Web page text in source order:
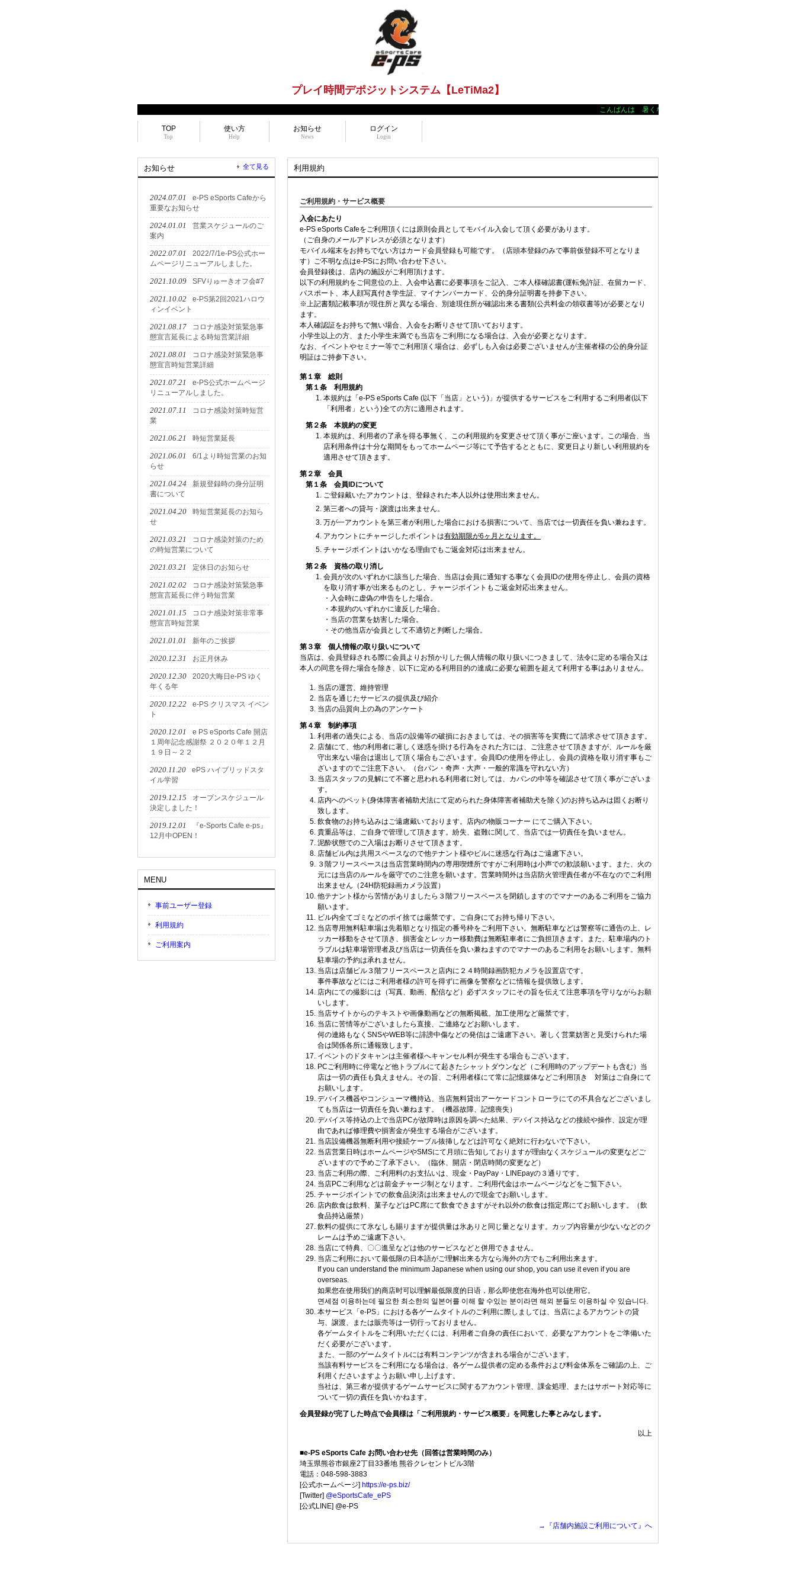
プレイ時間デポジットシステム【LeTiMa2】
こんばんは 暑くなってきましたね！店内、涼しくして皆様の
TOP
Top
使い方
Help
お知らせ
News
ログイン
Login
利用規約
ご利用規約・サービス概要
入会にあたり
e-PS eSports Cafeをご利用頂くには原則会員としてモバイル入会して頂く必要があります。
（ご自身のメールアドレスが必須となります）
モバイル端末をお持ちでない方はカード会員登録も可能です。（店頭本登録のみで事前仮登録不可となりま
す）ご不明な点はe-PSにお問い合わせ下さい。
会員登録後は、店内の施設がご利用頂けます。
以下の利用規約をご同意位の上、入会申込書に必要事項をご記入、ご本人様確認書(運転免許証、在留カード、
パスポート、本人顔写真付き学生証、マイナンバーカード、公的身分証明書を持参下さい。
※上記書類記載事項が現住所と異なる場合、別途現住所が確認出来る書類(公共料金の領収書等)が必要となり
ます。
本人確認証をお持ちで無い場合、入会をお断りさせて頂いております。
小学生以上の方、また小学生未満でも当店をご利用になる場合は、入会が必要となります。
なお、イベントやセミナー等でご利用頂く場合は、必ずしも入会は必要ございませんが主催者様の公的身分証
明証はご持参下さい。
第１章 総則
第１条 利用規約
本規約は「e-PS eSports Cafe (以下「当店」という)」が提供するサービスをご利用するご利用者(以下
「利用者」という)全ての方に適用されます。
第２条 本規約の変更
本規約は、利用者の了承を得る事無く、この利用規約を変更させて頂く事がご座います。この場合、当
店利用条件は十分な期間をもってホームページ等にて予告するとともに、変更日より新しい利用規約を
適用させて頂きます。
第２章 会員
第１条 会員IDについて
ご登録戴いたアカウントは、登録された本人以外は使用出来ません。
第三者への貸与・譲渡は出来ません。
万が一アカウントを第三者が利用した場合における損害について、当店では一切責任を負い兼ねます。
アカウントにチャージしたポイントは有効期限が6ヶ月となります。
チャージポイントはいかなる理由でもご返金対応は出来ません。
第２条 資格の取り消し
会員が次のいずれかに該当した場合、当店は会員に通知する事なく会員IDの使用を停止し、会員の資格
を取り消す事が出来るものとし、チャージポイントもご返金対応出来ません。
・入会時に虚偽の申告をした場合。
・本規約のいずれかに違反した場合。
・当店の営業を妨害した場合。
・その他当店が会員として不適切と判断した場合。
第３章 個人情報の取り扱いについて
当店は、会員登録される際に会員よりお預かりした個人情報の取り扱いにつきまして、法令に定める場合又は
本人の同意を得た場合を除き、以下に定める利用目的の達成に必要な範囲を超えて利用する事はありません。
当店の運営、維持管理
当店を通じたサービスの提供及び紹介
当店の品質向上の為のアンケート
第４章 制約事項
利用者の過失による、当店の設備等の破損におきましては、その損害等を実費にて請求させて頂きます。
店舗にて、他の利用者に著しく迷惑を掛ける行為をされた方には、ご注意させて頂きますが、ルールを厳
守出来ない場合は退出して頂く場合もございます。会員IDの使用を停止し、会員の資格を取り消す事もご
ざいますのでご注意下さい。（台パン・奇声・大声・一般的常識を守れない方）
当店スタッフの見解にて不審と思われる利用者に対しては、カバンの中等を確認させて頂く事がございま
す。
店内へのペット(身体障害者補助犬法にて定められた身体障害者補助犬を除く)のお持ち込みは固くお断り
致します。
飲食物のお持ち込みはご遠慮戴いております。店内の物販コーナー にてご購入下さい。
貴重品等は、ご自身で管理して頂きます。紛失、盗難に関して、当店では一切責任を負いません。
泥酔状態でのご入場はお断りさせて頂きます。
店舗ビル内は共用スペースなので他テナント様やビルに迷惑な行為はご遠慮下さい。
３階フリースペースは当店営業時間内の専用喫煙所ですがご利用時は小声での歓談願います。また、火の
元には当店のルールを厳守でのご注意を願います。営業時間外は当店防火管理責任者が不在なのでご利用
出来ません（24H防犯録画カメラ設置）
他テナント様から苦情がありましたら３階フリースペースを閉鎖しますのでマナーのあるご利用をご協力
願います。
ビル内全てゴミなどのポイ捨ては厳禁です。ご自身にてお持ち帰り下さい。
当店専用無料駐車場は先着順となり指定の番号枠をご利用下さい。無断駐車などは警察等に通告の上、レ
ッカー移動をさせて頂き、損害金とレッカー移動費は無断駐車者にご負担頂きます。また、駐車場内のト
ラブルは駐車場管理者及び当店は一切責任を負い兼ねますのでマナーのあるご利用をお願いします。無料
駐車場の予約は承れません。
当店は店舗ビル３階フリースペースと店内に２４時間録画防犯カメラを設置店です。
事件事故などにはご利用者様の許可を得ずに画像を警察などに情報を提供致します。
店内にての撮影には（写真、動画、配信など）必ずスタッフにその旨を伝えて注意事項を守りながらお願
いします。
当店サイトからのテキストや画像動画などの無断掲載。加工使用など厳禁です。
当店に苦情等がございましたら直接、ご連絡などお願いします。
何の連絡もなくSNSやWEB等に誹謗中傷などの発信はご遠慮下さい。著しく営業妨害と見受けられた場
合は関係各所に通報致します。
イベントのドタキャンは主催者様へキャンセル料が発生する場合もございます。
PCご利用時に停電など他トラブルにて起きたシャットダウンなど（ご利用時のアップデートも含む）当
店は一切の責任も負えません。その旨、ご利用者様にて常に記憶媒体などご利用頂き 対策はご自身にて
お願いします。
デバイス機器やコンシューマ機持込、当店無料貸出アーケードコントローラにての不具合などございまし
ても当店は一切責任を負い兼ねます。（機器故障、記憶喪失）
デバイス等持込の上で当店PCが故障時は原因を調べた結果、デバイス持込などの接続や操作、設定が理
由であれば修理費や損害金が発生する場合がございます。
当店設備機器無断利用や接続ケーブル抜挿しなどは許可なく絶対に行わないで下さい。
当店営業日時はホームページやSMSにて月頭に告知しておりますが理由なくスケジュールの変更などご
ざいますので予めご了承下さい。（臨休、開店・閉店時間の変更など）
当店ご利用の際、ご利用料のお支払いは、現金・PayPay・LINEpayの３通りです。
当店PCご利用などは前金チャージ制となります。ご利用代金はホームページなどをご覧下さい。
チャージポイントでの飲食品決済は出来ませんので現金でお願いします。
店内飲食は飲料、菓子などはPC席にて飲食できますがそれ以外の飲食は指定席にてお願いします。（飲
食品持込厳禁）
飲料の提供にて氷なしも賜りますが提供量は氷ありと同じ量となります。カップ内容量が少ないなどのク
レームは予めご遠慮下さい。
当店にて特典、〇〇進呈などは他のサービスなどと併用できません。
当店ご利用において最低限の日本語がご理解出来る方なら海外の方でもご利用出来ます。
If you can understand the minimum Japanese when using our shop, you can use it even if you are
overseas.
如果您在使用我们的商店时可以理解最低限度的日语，那么即使您在海外也可以使用它。
면세점 이용하는데 필요한 최소한의 일본어를 이해 할 수있는 분이라면 해외 분들도 이용하실 수 있습니다.
本サービス「e-PS」における各ゲームタイトルのご利用に際しましては、当店によるアカウントの貸
与、譲渡、または販売等は一切行っておりません。
各ゲームタイトルをご利用いただくには、利用者ご自身の責任において、必要なアカウントをご準備いた
だく必要がございます。
また、一部のゲームタイトルには有料コンテンツが含まれる場合がございます。
当該有料サービスをご利用になる場合は、各ゲーム提供者の定める条件および料金体系をご確認の上、ご
利用くださいますようお願い申し上げます。
当社は、第三者が提供するゲームサービスに関するアカウント管理、課金処理、またはサポート対応等に
ついて一切の責任を負いかねます。
会員登録が完了した時点で会員様は「ご利用規約・サービス概要」を同意した事とみなします。
以上
■e-PS eSports Cafe お問い合わせ先（回答は営業時間のみ）
埼玉県熊谷市銀座2丁目33番地 熊谷クレセントビル3階
電話：048-598-3883
[公式ホームページ] https://e-ps.biz/
[Twitter] @eSportsCafe_ePS
[公式LINE] @e-PS
→『店舗内施設ご利用について』へ
お知らせ 全て見る
2024.07.01
e-PS eSports Cafeから
重要なお知らせ
2024.01.01
営業スケジュールのご
案内
2022.07.01
2022/7/1e-PS公式ホー
ムページリニューアルしました。
2021.10.09 SFVりゅーきオフ会#7
2021.10.02
e-PS第2回2021ハロウ
ィンイベント
2021.08.17
コロナ感染対策緊急事
態宣言延長による時短営業詳細
2021.08.01
コロナ感染対策緊急事
態宣言時短営業詳細
2021.07.21
e-PS公式ホームページ
リニューアルしました。
2021.07.11
コロナ感染対策時短営
業
2021.06.21 時短営業延長
2021.06.01
6/1より時短営業のお知
らせ
2021.04.24
新規登録時の身分証明
書について
2021.04.20
時短営業延長のお知ら
せ
2021.03.21
コロナ感染対策のため
の時短営業について
2021.03.21 定休日のお知らせ
2021.02.02
コロナ感染対策緊急事
態宣言延長に伴う時短営業
2021.01.15
コロナ感染対策非常事
態宣言時短営業
2021.01.01 新年のご挨拶
2020.12.31 お正月休み
2020.12.30
2020大晦日e-PS ゆく
年くる年
2020.12.22
e-PS クリスマス イベン
ト
2020.12.01
e PS eSports Cafe 開店
１周年記念感謝祭 ２０２０年１２月
１９日～２２
2020.11.20
ePS ハイブリッドスタ
イル学習
2019.12.15
オープンスケジュール
決定しました！
2019.12.01
『e-Sports Cafe e-ps』
12月中OPEN！
MENU
事前ユーザー登録
利用規約
ご利用案内